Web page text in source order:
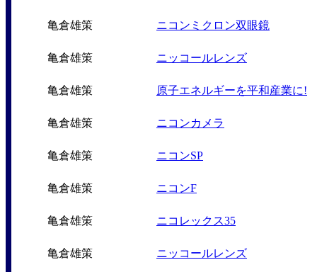
亀倉雄策 ニコンミクロン双眼鏡
亀倉雄策 ニッコールレンズ
亀倉雄策 原子エネルギーを平和産業に!
亀倉雄策 ニコンカメラ
亀倉雄策 ニコンSP
亀倉雄策 ニコンF
亀倉雄策 ニコレックス35
亀倉雄策 ニッコールレンズ